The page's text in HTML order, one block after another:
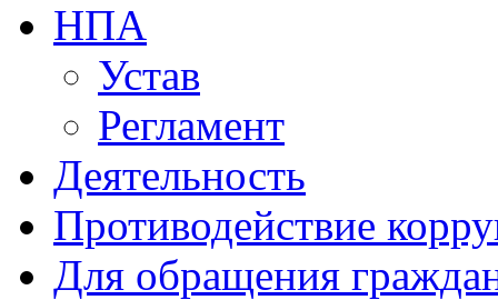
НПА
Устав
Регламент
Деятельность
Противодействие
Для обращения